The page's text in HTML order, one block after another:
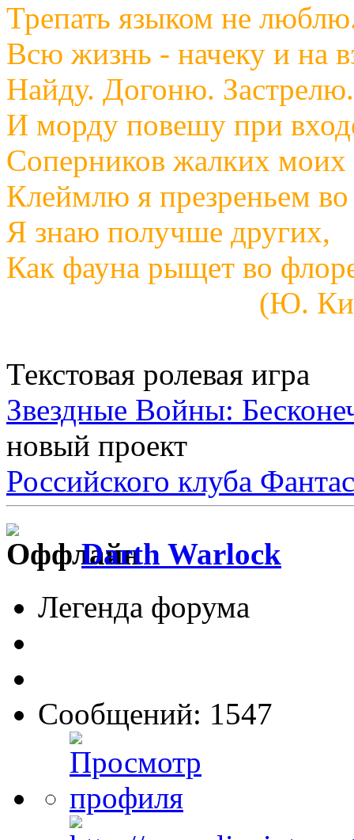
Трепать языком не
Всю жизнь - начеку и на
Найду. Догоню. Застрелю.
И морду повешу при
Соперников жалких моих
Клеймлю я презреньем во
Я знаю получше других,
Как фауна рыщет во
(Ю.
Текстовая ролевая игра
Звездные Войны:
новый проект
Российского клуба
Darth Warlock
Легенда форума
Сообщений: 1547